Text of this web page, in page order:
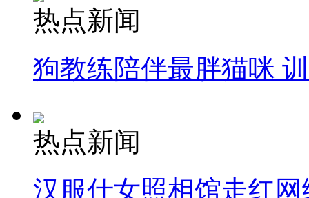
热点新闻
狗教练陪伴最胖猫咪
热点新闻
汉服仕女照相馆走红网